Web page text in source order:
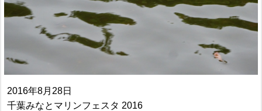
2016年8月28日
千葉みなとマリンフェスタ 2016